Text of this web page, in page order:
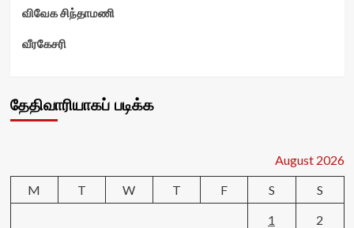
விவேக சிந்தாமணி
வீரகேசரி
தேதிவாரியாகப் படிக்க
August 2026
M
T W T F S
S
1
2